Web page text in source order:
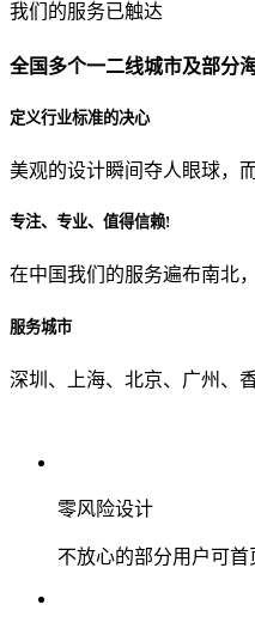
贵公司预算范围是？
贵公司的团队规模是？
从哪里了解到我们？
我们的服务已触达
全国多个一二线城市及部分
定义行业标准的决心
美观的设计瞬间夺人眼球，
专注、专业、值得信赖!
在中国我们的服务遍布南北
服务城市
深圳、上海、北京、广州、
零风险设计
不放心的部分用户可